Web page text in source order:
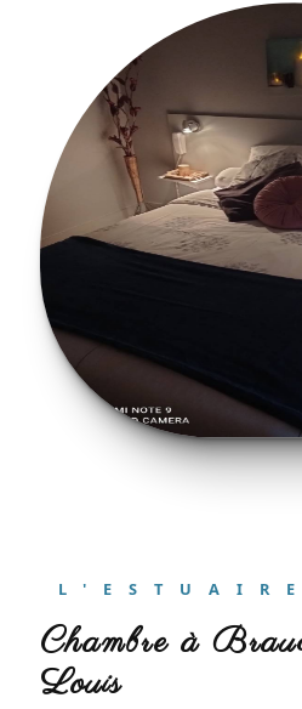
L'ESTUAIRE
chambre à Braud-et-Saint-
Louis